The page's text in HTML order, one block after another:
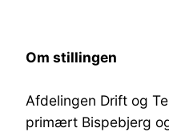
Om stillingen
Afdelingen Drift og
primært Bispebjerg